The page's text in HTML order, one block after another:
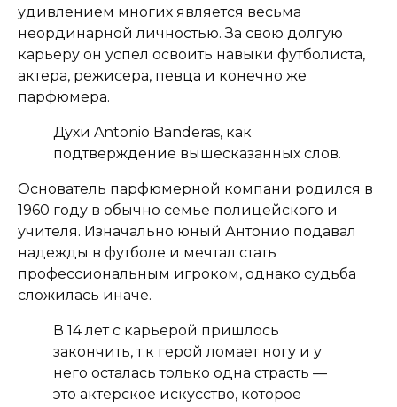
удивлением многих является весьма
неординарной личностью. За свою долгую
карьеру он успел освоить навыки футболиста,
актера, режисера, певца и конечно же
парфюмера.
Духи Antonio Banderas, как
подтверждение вышесказанных слов.
Основатель парфюмерной компани родился в
1960 году в обычно семье полицейского и
учителя. Изначально юный Антонио подавал
надежды в футболе и мечтал стать
профессиональным игроком, однако судьба
сложилась иначе.
В 14 лет с карьерой пришлось
закончить, т.к герой ломает ногу и у
него осталась только одна страсть —
это актерское искусство, которое